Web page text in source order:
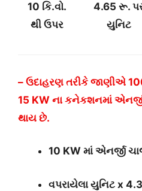
10 કિ.વો.
થી ઉપર
4.65 રૂ.
યુનિટ
– ઉદાહરણ તરીકે જાણીએ
15 KW ના કનેકશનમાં
થાય છે.
10 KW માંએનર્જી
વપરાયેલા યુનિટ x